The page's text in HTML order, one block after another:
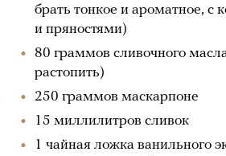
брать тонкое и ароматное, с
и пряностями)
80 граммов сливочного
растопить)
250 граммов маскарпоне
15 миллилитров сливок
1 чайная ложка ванильного